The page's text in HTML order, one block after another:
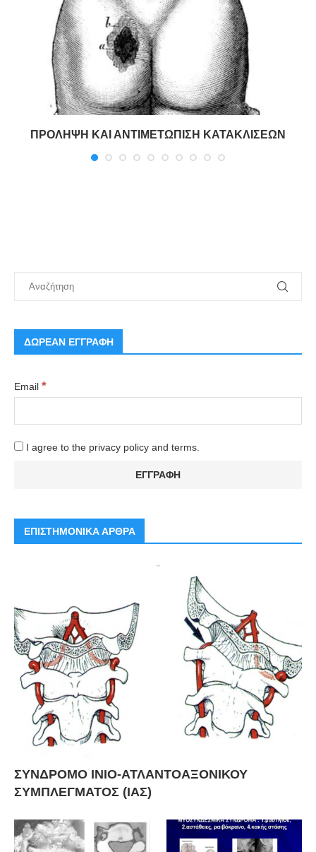
ΠΡΟΛΗΨΗ ΚΑΙ ΑΝΤΙΜΕΤΩΠΙΣΗ ΚΑΤΑΚΛΙΣΕΩΝ
ΔΩΡΕΑΝ ΕΓΓΡΑΦΗ
Email *
I agree to the privacy policy and terms.
ΕΠΙΣΤΗΜΟΝΙΚΑ ΑΡΘΡΑ
ΣΥΝΔΡΟΜΟ ΙΝΙΟ-ΑΤΛΑΝΤΟΑΞΟΝΙΚΟΥ
ΣΥΜΠΛΕΓΜΑΤΟΣ (ΙΑΣ)